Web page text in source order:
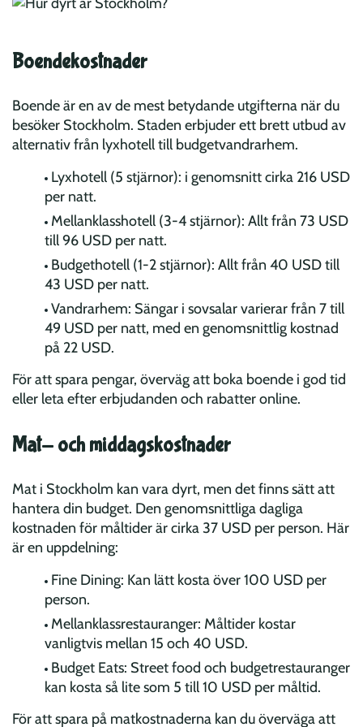
Boendekostnader
Boende är en av de mest betydande utgifterna när du
besöker Stockholm. Staden erbjuder ett brett utbud av
alternativ från lyxhotell till budgetvandrarhem.
Lyxhotell (5 stjärnor): i genomsnitt cirka 216 USD
per natt.
Mellanklasshotell (3-4 stjärnor): Allt från 73 USD
till 96 USD per natt.
Budgethotell (1-2 stjärnor): Allt från 40 USD till
43 USD per natt.
Vandrarhem: Sängar i sovsalar varierar från 7 till
49 USD per natt, med en genomsnittlig kostnad
på 22 USD.
För att spara pengar, överväg att boka boende i god tid
eller leta efter erbjudanden och rabatter online.
Mat- och middagskostnader
Mat i Stockholm kan vara dyrt, men det finns sätt att
hantera din budget. Den genomsnittliga dagliga
kostnaden för måltider är cirka 37 USD per person. Här
är en uppdelning:
Fine Dining: Kan lätt kosta över 100 USD per
person.
Mellanklassrestauranger: Måltider kostar
vanligtvis mellan 15 och 40 USD.
Budget Eats: Street food och budgetrestauranger
kan kosta så lite som 5 till 10 USD per måltid.
För att spara på matkostnaderna kan du överväga att